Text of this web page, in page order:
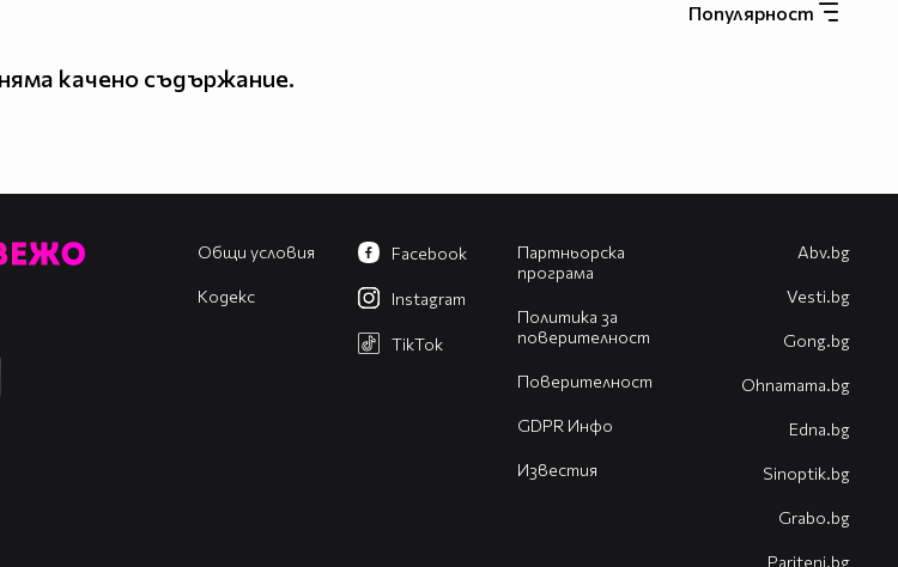
Популярност
качено съдържание.
Общи условия
Кодекс
Партньорска
програма
Политика за
поверителност
Поверителност
GDPR Инфо
Известия
Facebook
Instagram
TikTok
Abv.bg
Vesti.bg
Gong.bg
Оhnamama.bg
Edna.bg
Sinoptik.bg
Grabo.bg
Pariteni.bg